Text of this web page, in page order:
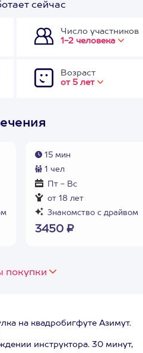
сейчас
Число участников
1-2 человека
Возраст
от 5 лет
15 мин
1 чел
Пт - Вс
от 18 лет
Знакомство с драйвом
3450 ₽
покупки
на квадробигфуте Азимут.
инструктора. 30 минут,